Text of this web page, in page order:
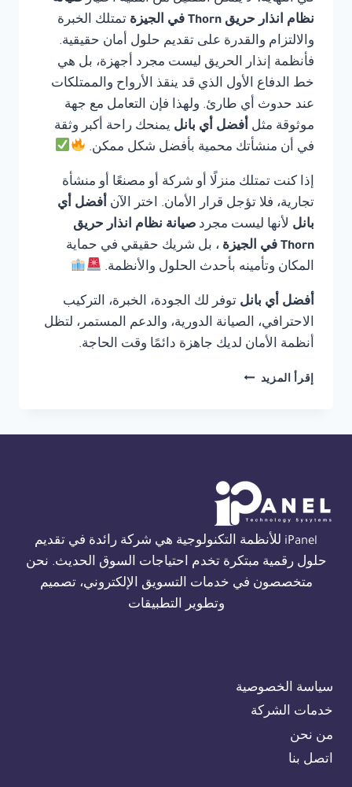
نظام انذار حريق Thorn في الجيزة
تمتلك الخبرة
والالتزام والقدرة على تقديم حلول أمان حقيقية.
فأنظمة إنذار الحريق ليست مجرد أجهزة، بل هي
خط الدفاع الأول الذي قد ينقذ الأرواح والممتلكات
عند حدوث أي طارئ. ولهذا فإن التعامل مع جهة
موثوقة مثل أفضل أي بانل يمنحك راحة أكبر وثقة
في أن منشأتك محمية بأفضل شكل ممكن.
إذا كنت تمتلك منزلًا أو شركة أو مصنعًا أو منشأة
تجارية، فلا تؤجل قرار الأمان. اختر الآن أفضل أي
بانل لأنها ليست مجرد صيانة نظام انذار حريق
Thorn في الجيزة
، بل شريك حقيقي في حماية
المكان وتأمينه بأحدث الحلول والأنظمة.
أفضل أي بانل توفر لك الجودة، الخبرة، التركيب
الاحترافي، الصيانة الدورية، والدعم المستمر، لتظل
أنظمة الأمان لديك جاهزة دائمًا وقت الحاجة.
إقرأ المزيد صيانة
01554305486
iPanel للأنظمة التكنولوجية هي شركة رائدة في تقديم
حلول رقمية مبتكرة تخدم احتياجات السوق الحديث. نحن
متخصصون في خدمات التسويق الإلكتروني، تصميم
وتطوير التطبيقات
سياسة الخصوصية
خدمات الشركة
من نحن
اتصل بنا